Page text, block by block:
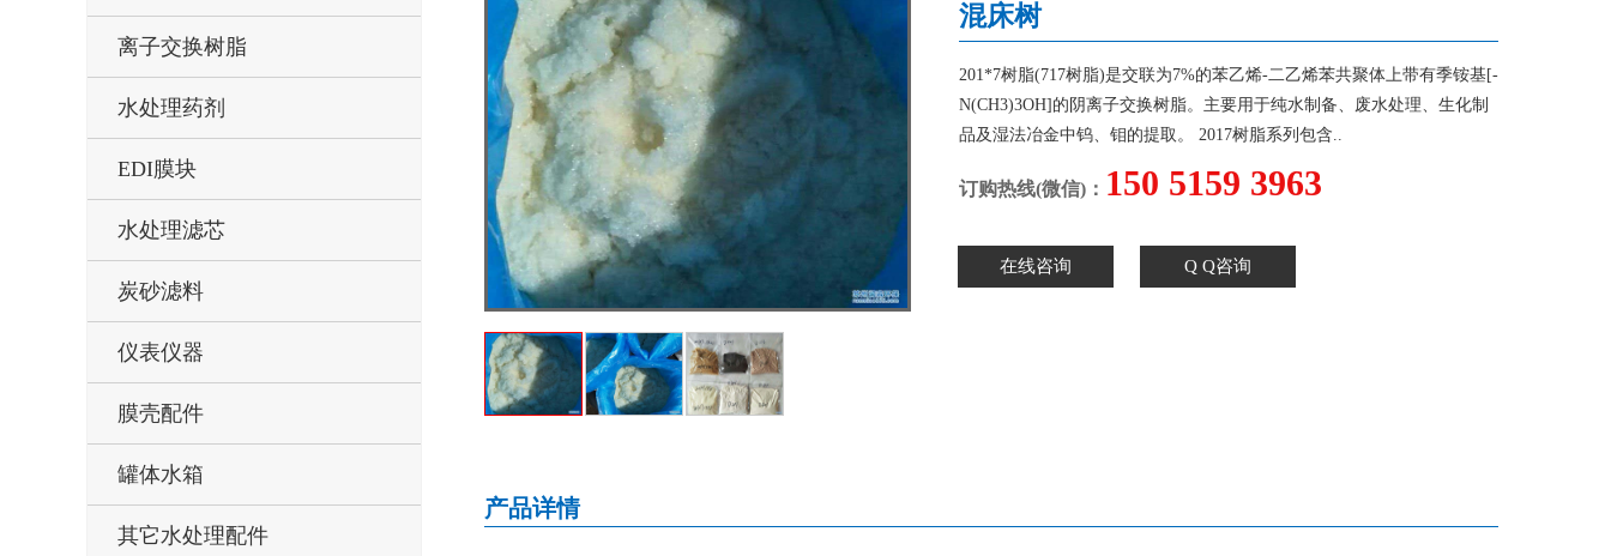
混床树
201*7树脂(717树脂)是交联为7%的苯乙烯-二乙烯苯共聚体上带有季铵基[-
N(CH3)3OH]的阴离子交换树脂。主要用于纯水制备、废水处理、生化制
品及湿法冶金中钨、钼的提取。 2017树脂系列包含..
订购热线(微信)： 150 5159 3963
在线咨询 Q Q咨询
产品详情
离子交换树脂
水处理药剂
EDI膜块
水处理滤芯
炭砂滤料
仪表仪器
膜壳配件
罐体水箱
其它水处理配件